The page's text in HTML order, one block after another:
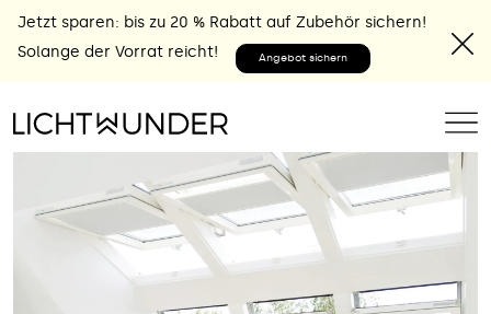
Jetzt sparen: bis zu 20 % Rabatt auf Zubehör sichern!
Solange der Vorrat reicht!
Angebot sichern